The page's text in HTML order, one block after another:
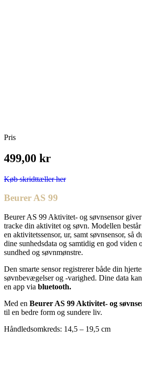
Pris
499,00 kr
Køb skridttæller her
Beurer AS 99
Beurer AS 99 Aktivitet- og søvnsensor
tracke din aktivitet og søvn. Modellen
en aktivitetssensor, ur, samt søvnsensor, så
dine sunhedsdata og samtidig en god viden
sundhed og søvnmønstre.
Den smarte sensor registrerer både din
søvnbevægelser og -varighed. Dine data
en app via bluetooth.
Med en Beurer AS 99 Aktivitet- og
til en bedre form og sundere liv.
Håndledsomkreds: 14,5 – 19,5 cm